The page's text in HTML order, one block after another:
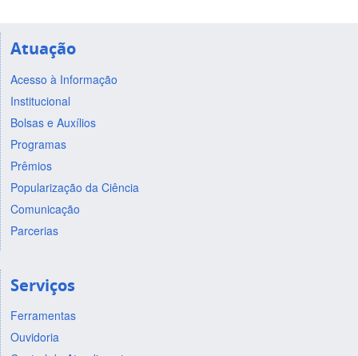
Atuação
Acesso à Informação
Institucional
Bolsas e Auxílios
Programas
Prêmios
Popularização da Ciência
Comunicação
Parcerias
Serviços
Ferramentas
Ouvidoria